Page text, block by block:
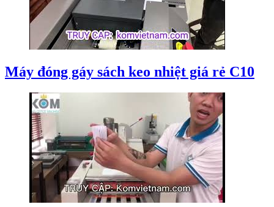
Máy đóng gáy sách keo nhiệt giá rẻ C10